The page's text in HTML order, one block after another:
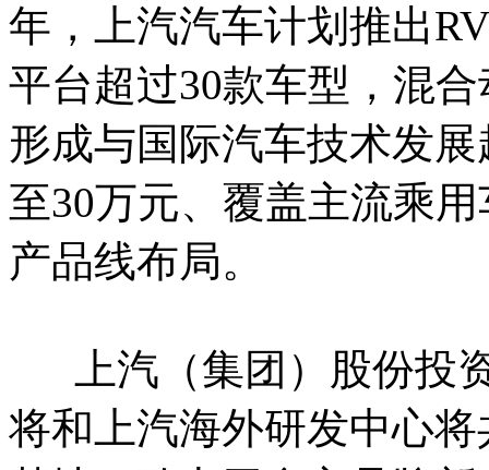
年，上汽汽车计划推出
平台超过30款车型，混
形成与国际汽车技术发
至30万元、覆盖主流乘
产品线布局。
上汽（集团）股份投
将和上汽海外研发中心